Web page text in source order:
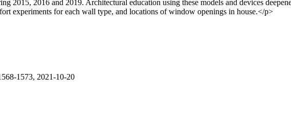
2015, 2016 and 2019. Architectural education using these models and devices
experiments for each wall type, and locations of window openings in house.</p>
1573, 2021-10-20